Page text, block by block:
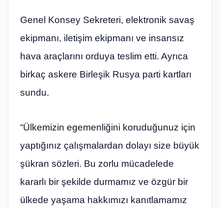
Genel Konsey Sekreteri, elektronik savaş
ekipmanı, iletişim ekipmanı ve insansız
hava araçlarını orduya teslim etti. Ayrıca
birkaç askere Birleşik Rusya parti kartları
sundu.
“Ülkemizin egemenliğini koruduğunuz için
yaptığınız çalışmalardan dolayı size büyük
şükran sözleri. Bu zorlu mücadelede
kararlı bir şekilde durmamız ve özgür bir
ülkede yaşama hakkımızı kanıtlamamız